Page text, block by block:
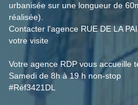
urbanisée sur une longueur de
réalisée).
Contacter l'agence RUE DE LA
votre visite
Votre agence RDP vous accueille
Samedi de 8h à 19 h non-stop
#Réf3421DL